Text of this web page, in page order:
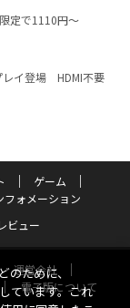
定で1110円～
レイ登場 HDMI不要
ゲーム
フォメーション
ビュー
運営会社
電子版について
のために、
ています。これ